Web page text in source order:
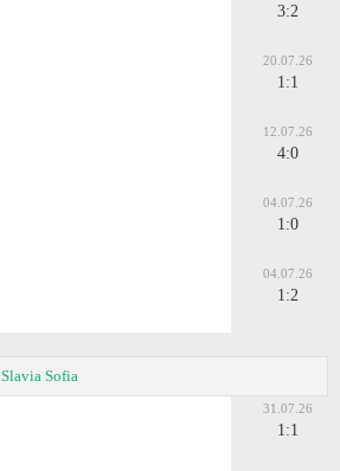
3:2
20.07.26
1:1
12.07.26
4:0
04.07.26
1:0
04.07.26
1:2
Slavia Sofia
31.07.26
1:1